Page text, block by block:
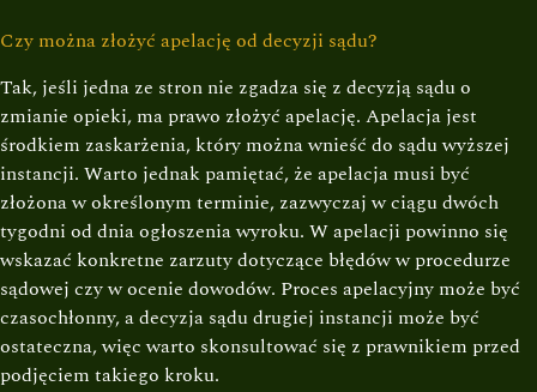
Czy można złożyć apelację od decyzji sądu?
Tak, jeśli jedna ze stron nie zgadza się z decyzją sądu o
zmianie opieki, ma prawo złożyć apelację. Apelacja jest
środkiem zaskarżenia, który można wnieść do sądu wyższej
instancji. Warto jednak pamiętać, że apelacja musi być
złożona w określonym terminie, zazwyczaj w ciągu dwóch
tygodni od dnia ogłoszenia wyroku. W apelacji powinno się
wskazać konkretne zarzuty dotyczące błędów w procedurze
sądowej czy w ocenie dowodów. Proces apelacyjny może być
czasochłonny, a decyzja sądu drugiej instancji może być
ostateczna, więc warto skonsultować się z prawnikiem przed
podjęciem takiego kroku.